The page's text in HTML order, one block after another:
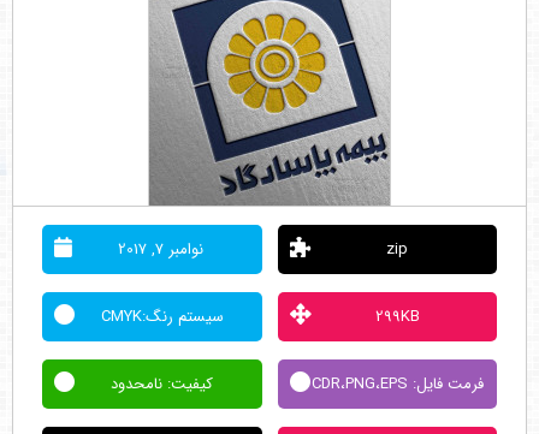
zip نوامبر 7, 2017
299KB سیستم رنگ:CMYK
فرمت فایل: CDR،PNG،EPS کیفیت: نامحدود